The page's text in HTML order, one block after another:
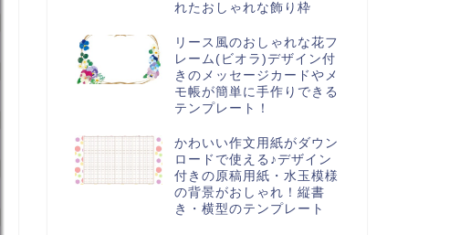
れたおしゃれな飾り枠
リース風のおしゃれな花フ
レーム(ビオラ)デザイン付
きのメッセージカードやメ
モ帳が簡単に手作りできる
テンプレート！
かわいい作文用紙がダウン
ロードで使える♪デザイン
付きの原稿用紙・水玉模様
の背景がおしゃれ！縦書
き・横型のテンプレート